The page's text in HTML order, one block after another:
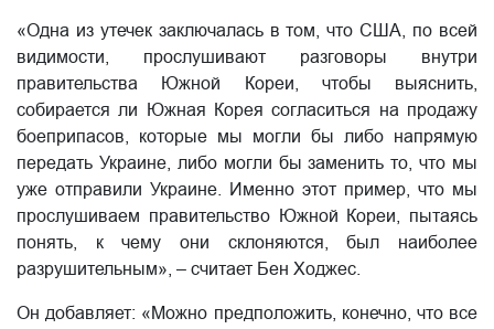
«Одна из утечек заключалась в том, что США, по всей
видимости, прослушивают разговоры внутри
правительства Южной Кореи, чтобы выяснить,
собирается ли Южная Корея согласиться на продажу
боеприпасов, которые мы могли бы либо напрямую
передать Украине, либо могли бы заменить то, что мы
уже отправили Украине. Именно этот пример, что мы
прослушиваем правительство Южной Кореи, пытаясь
понять, к чему они склоняются, был наиболее
разрушительным», – считает Бен Ходжес.
Он добавляет: «Можно предположить, конечно, что все